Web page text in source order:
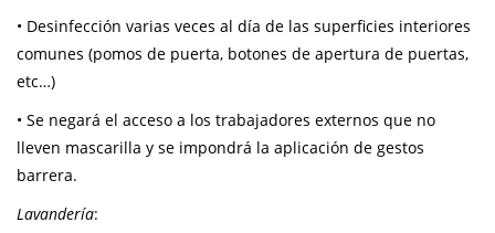
• Desinfección varias veces al día de las superficies interiores
comunes (pomos de puerta, botones de apertura de puertas,
etc…)
• Se negará el acceso a los trabajadores externos que no
lleven mascarilla y se impondrá la aplicación de gestos
barrera.
Lavandería: